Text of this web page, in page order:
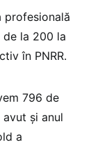
profesională
de la 200 la
în PNRR.
796 de
și anul
a